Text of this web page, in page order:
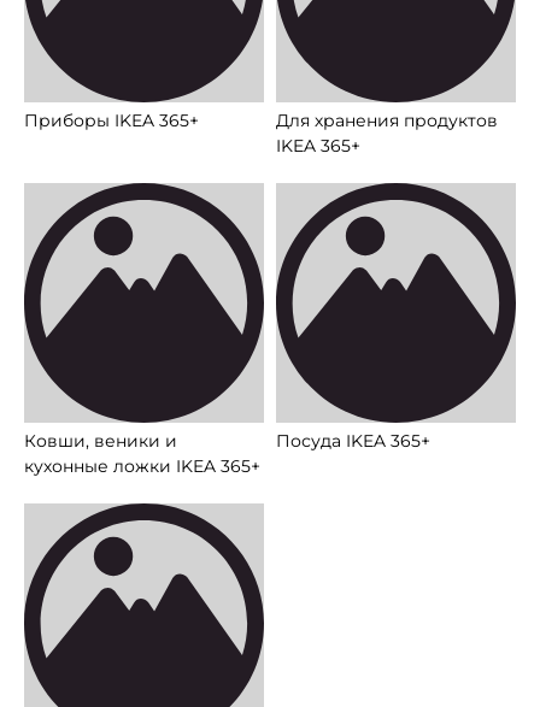
Приборы IKEA 365+
Для хранения продуктов
IKEA 365+
Ковши, веники и
кухонные ложки IKEA 365+
Посуда IKEA 365+